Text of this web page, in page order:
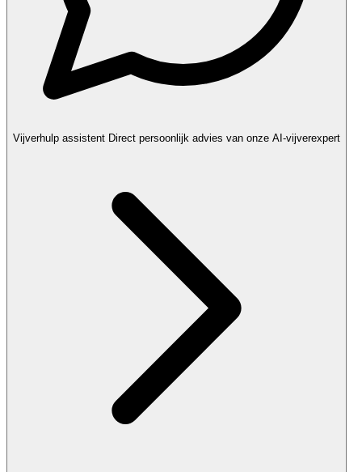
Vijverhulp assistent Direct persoonlijk advies van onze AI-vijverexpert